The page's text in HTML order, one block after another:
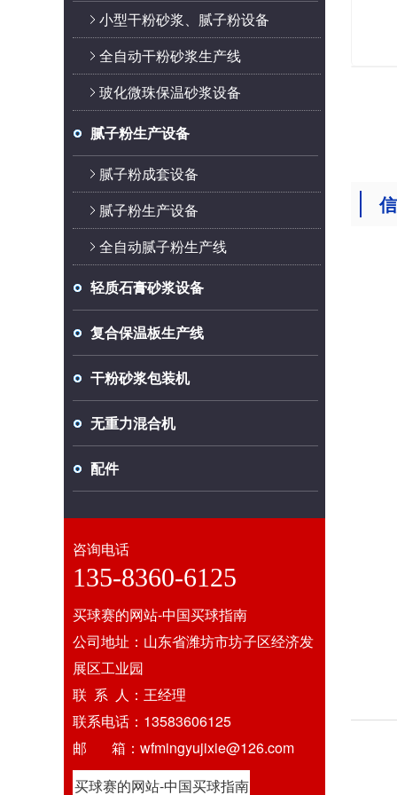
小型干粉砂浆、腻子粉设备
全自动干粉砂浆生产线
玻化微珠保温砂浆设备
腻子粉生产设备
腻子粉成套设备
腻子粉生产设备
全自动腻子粉生产线
轻质石膏砂浆设备
复合保温板生产线
干粉砂浆包装机
无重力混合机
配件
咨询电话
135-8360-6125
买球赛的网站-中国买球指南
公司地址：山东省潍坊市坊子区经济发
展区工业园
联 系 人：王经理
联系电话：13583606125
邮 箱：wfmingyujixie@126.com
买球赛的网站-中国买球指南